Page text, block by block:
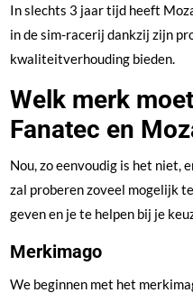
In slechts 3 jaar tijd heeft
in de sim-racerij dankzij zijn
kwaliteitverhouding bieden.
Welk merk
Fanatec en
Nou, zo eenvoudig is het niet,
zal proberen zoveel mogelijk
geven en je te helpen bij je
Merkimago
We beginnen met het